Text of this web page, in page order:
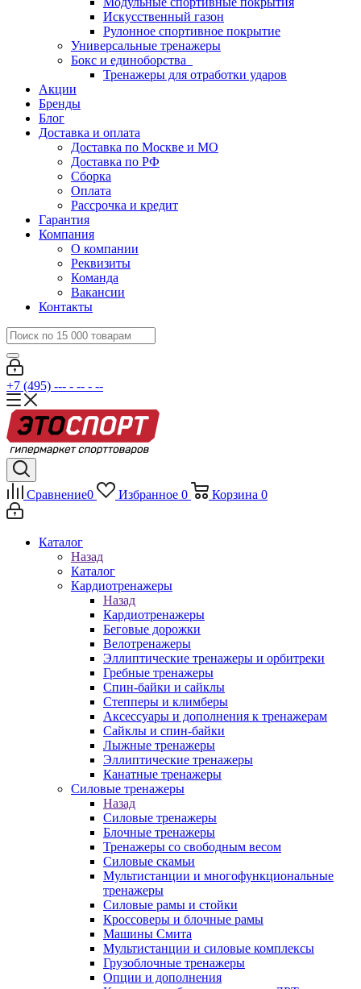
Искусственный газон
Рулонное спортивное покрытие
Универсальные тренажеры
Бокс и единоборства
Тренажеры для отработки ударов
Акции
Бренды
Блог
Доставка и оплата
Доставка по Москве и МО
Доставка по РФ
Сборка
Оплата
Рассрочка и кредит
Гарантия
Компания
О компании
Реквизиты
Команда
Вакансии
Контакты
+7 (495) --- - -- - --
Сравнение0 Избранное 0 Корзина 0
Каталог
Назад
Каталог
Кардиотренажеры
Назад
Кардиотренажеры
Беговые дорожки
Велотренажеры
Эллиптические тренажеры и орбитреки
Гребные тренажеры
Спин-байки и сайклы
Степперы и климберы
Аксессуары и дополнения к тренажерам
Сайклы и спин-байки
Лыжные тренажеры
Эллиптические тренажеры
Канатные тренажеры
Силовые тренажеры
Назад
Силовые тренажеры
Блочные тренажеры
Тренажеры со свободным весом
Силовые скамьи
Мультистанции и многофункциональные
тренажеры
Силовые рамы и стойки
Кроссоверы и блочные рамы
Машины Смита
Мультистанции и силовые комплексы
Грузоблочные тренажеры
Опции и дополнения